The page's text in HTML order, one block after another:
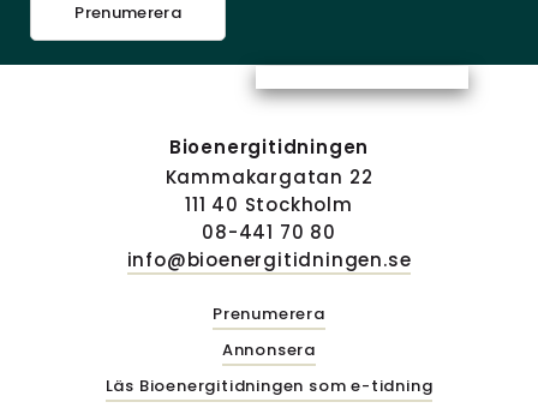
Prenumerera
Bioenergitidningen
Kammakargatan 22
111 40 Stockholm
08-441 70 80
info@bioenergitidningen.se
Prenumerera
Annonsera
Läs Bioenergitidningen som e-tidning